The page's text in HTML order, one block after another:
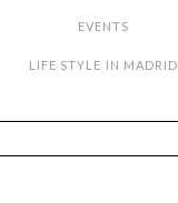
EVENTS
LIFE STYLE IN MADRID